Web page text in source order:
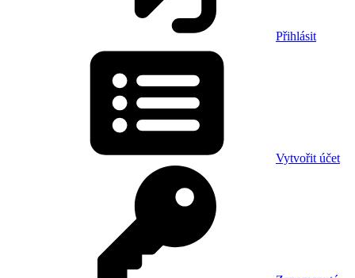
Přihlásit
Vytvořit účet